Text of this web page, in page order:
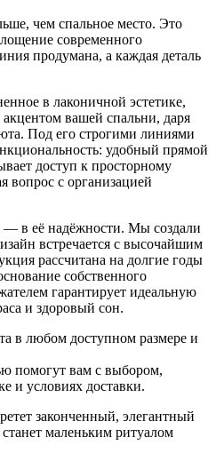
чем спальное место. Это
современного
продумана, а каждая деталь
в лаконичной эстетике,
вашей спальни, даря
Под его строгими линиями
удобный прямой
доступ к просторному
вопрос с организацией
в её надёжности. Мы создали
встречается с высочайшим
рассчитана на долгие годы
собственного
гарантирует идеальную
и здоровый сон.
в любом доступном размере и
помогут вам с выбором,
и условиях доставки.
законченный, элегантный
маленьким ритуалом